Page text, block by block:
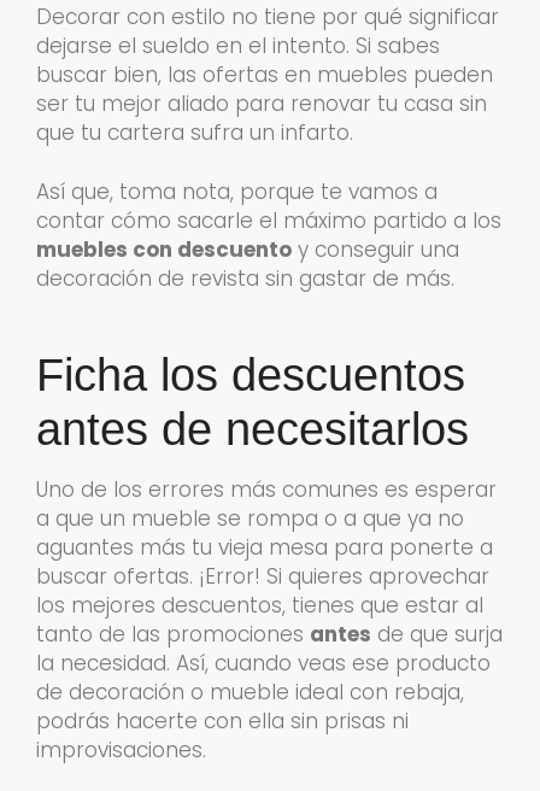
Decorar con estilo no tiene por qué significar
dejarse el sueldo en el intento. Si sabes
buscar bien, las ofertas en muebles pueden
ser tu mejor aliado para renovar tu casa sin
que tu cartera sufra un infarto.
Así que, toma nota, porque te vamos a
contar cómo sacarle el máximo partido a los
muebles con descuento y conseguir una
decoración de revista sin gastar de más.
Ficha los descuentos
antes de necesitarlos
Uno de los errores más comunes es esperar
a que un mueble se rompa o a que ya no
aguantes más tu vieja mesa para ponerte a
buscar ofertas. ¡Error! Si quieres aprovechar
los mejores descuentos, tienes que estar al
tanto de las promociones antes de que surja
la necesidad. Así, cuando veas ese producto
de decoración o mueble ideal con rebaja,
podrás hacerte con ella sin prisas ni
improvisaciones.